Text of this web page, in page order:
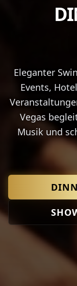
Eleganter
Events,
Vegas
Musik und